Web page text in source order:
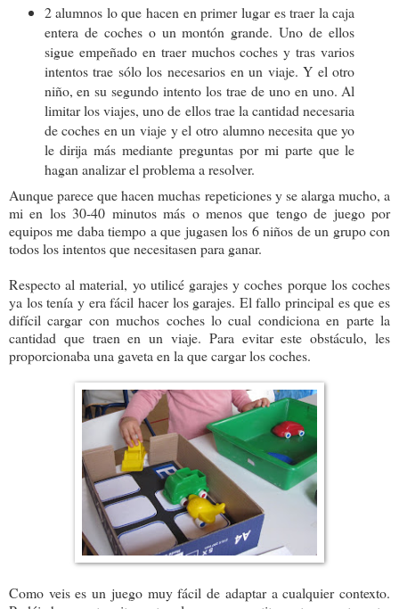
2 alumnos lo que hacen en primer lugar es traer la caja
entera de coches o un montón grande. Uno de ellos
sigue empeñado en traer muchos coches y tras varios
intentos trae sólo los necesarios en un viaje. Y el otro
niño, en su segundo intento los trae de uno en uno. Al
limitar los viajes, uno de ellos trae la cantidad necesaria
de coches en un viaje y el otro alumno necesita que yo
le dirija más mediante preguntas por mi parte que le
hagan analizar el problema a resolver.
Aunque parece que hacen muchas repeticiones y se alarga mucho, a
mi en los 30-40 minutos más o menos que tengo de juego por
equipos me daba tiempo a que jugasen los 6 niños de un grupo con
todos los intentos que necesitasen para ganar.
Respecto al material, yo utilicé garajes y coches porque los coches
ya los tenía y era fácil hacer los garajes. El fallo principal es que es
difícil cargar con muchos coches lo cual condiciona en parte la
cantidad que traen en un viaje. Para evitar este obstáculo, les
proporcionaba una gaveta en la que cargar los coches.
Como veis es un juego muy fácil de adaptar a cualquier contexto.